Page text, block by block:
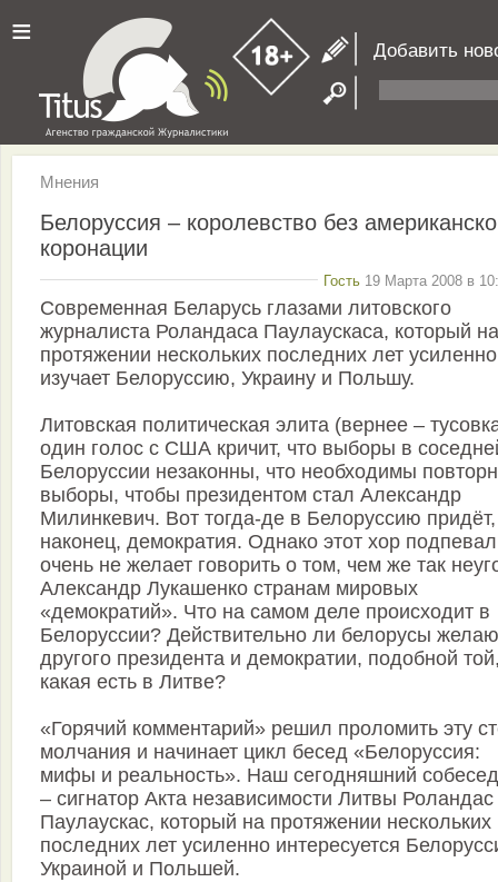
≡ Добавить
Мнения
Белоруссия – королевство без
коронации
Гость 19 Марта 2008 в
Современная Беларусь глазами литовского
журналиста Роландаса Паулаускаса, который на
протяжении нескольких последних лет усиленно
изучает Белоруссию, Украину и Польшу.
Литовская политическая элита (вернее –
один голос с США кричит, что выборы в
Белоруссии незаконны, что необходимы
выборы, чтобы президентом стал Александр
Милинкевич. Вот тогда-де в Белоруссию придёт,
наконец, демократия. Однако этот хор подпевал
очень не желает говорить о том, чем же так
Александр Лукашенко странам мировых
«демократий». Что на самом деле происходит в
Белоруссии? Действительно ли белорусы
другого президента и демократии, подобной
какая есть в Литве?
«Горячий комментарий» решил проломить эту
молчания и начинает цикл бесед «Белоруссия:
мифы и реальность». Наш сегодняшний
– сигнатор Акта независимости Литвы Роландас
Паулаускас, который на протяжении нескольких
последних лет усиленно интересуется
Украиной и Польшей.